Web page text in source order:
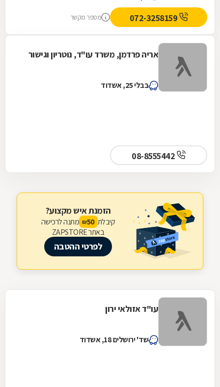
מספר מקשר
אריה פרדמן, משרד עו"ד, נוטריון וגישור
בבלי 25, אשדוד
הזמנת איש מקצוע?
קיבלת 50
₪ מתנה לרכישה
באתר ZAPSTORE
לפרטי ההטבה
עו"ד אזולאי ירון
שד' ירושלים 18, אשדוד